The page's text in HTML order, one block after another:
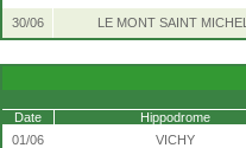
30/06 LE MONT SAINT MICHEL
Date Hippodrome
01/06
VICHY